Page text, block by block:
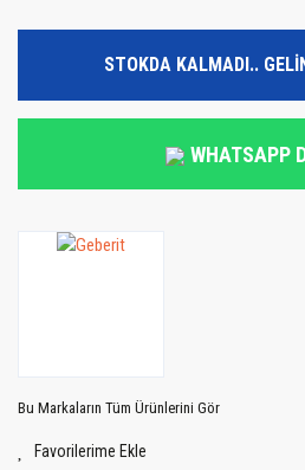
STOKDA KALMADI..
WHATSAPP
Bu Markaların Tüm Ürünlerini Gör